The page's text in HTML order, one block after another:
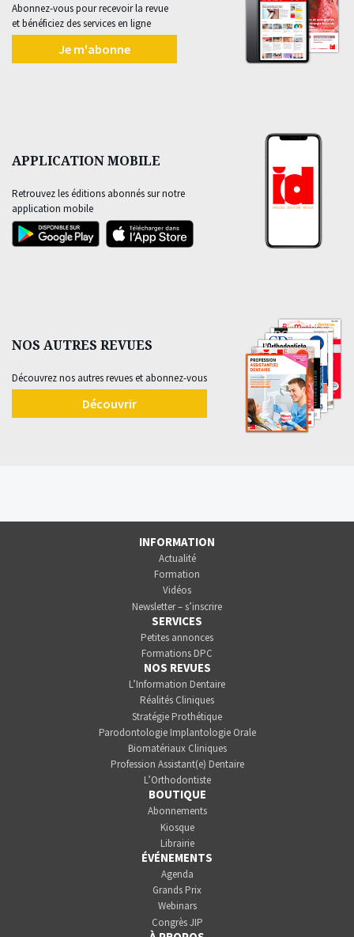
Abonnez-vous pour recevoir la revue
et bénéficiez des services en ligne
Je m'abonne
APPLICATION MOBILE
Retrouvez les éditions abonnés sur notre
application mobile
NOS AUTRES REVUES
Découvrez nos autres revues et abonnez-vous
Découvrir
INFORMATION
Actualité
Formation
Vidéos
Newsletter – s’inscrire
SERVICES
Petites annonces
Formations DPC
NOS REVUES
L’Information Dentaire
Réalités Cliniques
Stratégie Prothétique
Parodontologie Implantologie Orale
Biomatériaux Cliniques
Profession Assistant(e) Dentaire
L’Orthodontiste
BOUTIQUE
Abonnements
Kiosque
Librairie
ÉVÉNEMENTS
Agenda
Grands Prix
Webinars
Congrès JIP